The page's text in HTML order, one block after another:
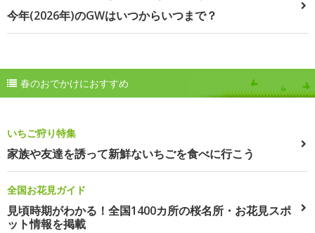
今年(2026年)のGWはいつからいつまで？
春のおでかけにおすすめ
いちご狩り特集
家族や友達を誘って新鮮ないちごを食べに行こう
全国お花見ガイド
見頃時期がわかる！全国1400カ所の桜名所・お花見スポ
ット情報を掲載